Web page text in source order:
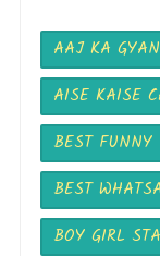
AAJ KA GYAN
AISE KAISE
BEST FUNNY
BEST
BOY GIRL